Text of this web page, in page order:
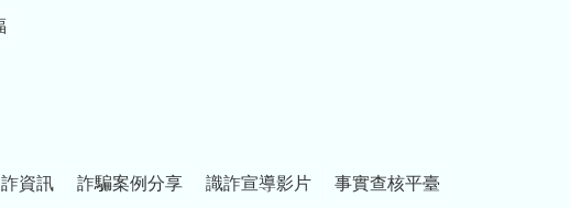
資訊 詐騙案例分享 識詐宣導影片 事實查核平臺